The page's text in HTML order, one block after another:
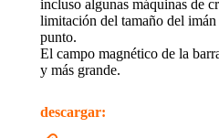
incluso algunas máquinas de
limitación del tamaño del
punto.
El campo magnético de la
y más grande.
descargar: